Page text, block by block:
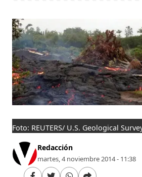
Foto: REUTERS/ U.S. Geological
Redacción
martes, 4 noviembre 2014 - 11:38